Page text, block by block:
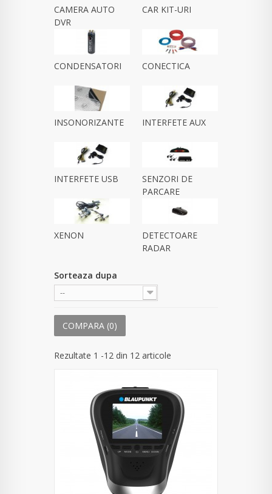
CAMERA AUTO
DVR
CAR KIT-URI
CONDENSATORI CONECTICA
INSONORIZANTE INTERFETE AUX
INTERFETE USB
SENZORI DE
PARCARE
XENON
DETECTOARE
RADAR
Sorteaza dupa
--
COMPARA (0)
Rezultate 1 -12 din 12 articole